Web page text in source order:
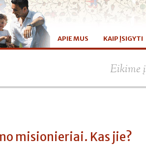
APIE MUS KAIP ĮSIGYTI
Eikime
misionieriai. Kas jie?